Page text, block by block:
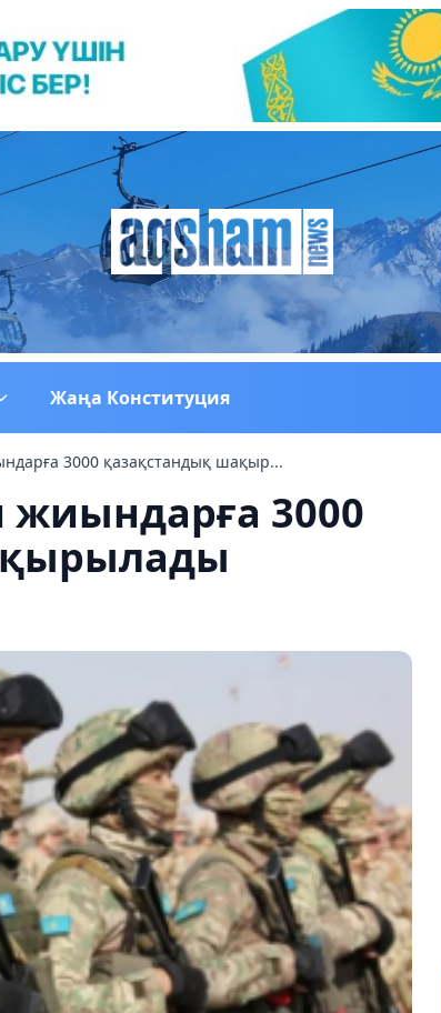
Жаңа Конституция
3000 қазақстандық шақыр...
3000